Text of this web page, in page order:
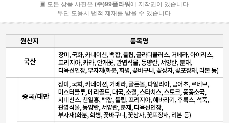
▣ 모든 상품 사진은 (주)99플라워에 저작권이 있습니다.
무단 도용시 법적 제재를 받을 수 있습니다.